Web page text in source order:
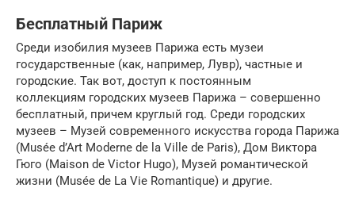
Бесплатный Париж
Среди изобилия музеев Парижа есть музеи
государственные (как, например, Лувр), частные и
городские. Так вот, доступ к постоянным
коллекциям городских музеев Парижа – совершенно
бесплатный, причем круглый год. Среди городских
музеев – Музей современного искусства города Парижа
(Musée d’Art Moderne de la Ville de Paris), Дом Виктора
Гюго (Maison de Victor Hugo), Музей романтической
жизни (Musée de La Vie Romantique) и другие.